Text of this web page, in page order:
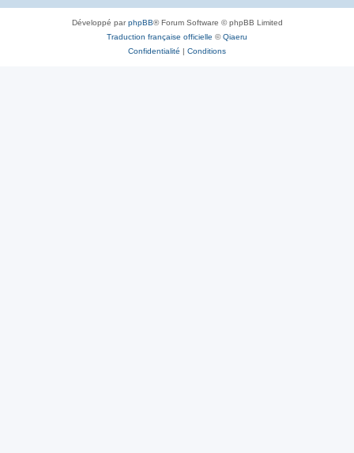
Développé parphpBB® Forum Software © phpBB Limited
Traduction française officielle ©Qiaeru
Confidentialité | Conditions